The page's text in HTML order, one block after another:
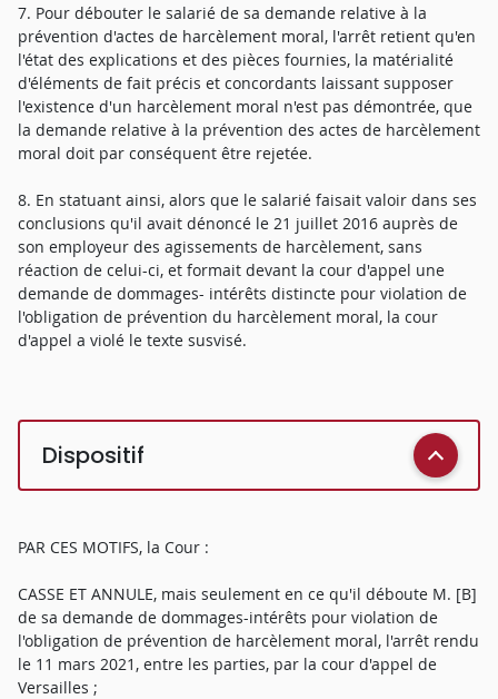
7. Pour débouter le salarié de sa demande relative à la
prévention d'actes de harcèlement moral, l'arrêt retient qu'en
l'état des explications et des pièces fournies, la matérialité
d'éléments de fait précis et concordants laissant supposer
l'existence d'un harcèlement moral n'est pas démontrée, que
la demande relative à la prévention des actes de harcèlement
moral doit par conséquent être rejetée.
8. En statuant ainsi, alors que le salarié faisait valoir dans ses
conclusions qu'il avait dénoncé le 21 juillet 2016 auprès de
son employeur des agissements de harcèlement, sans
réaction de celui-ci, et formait devant la cour d'appel une
demande de dommages- intérêts distincte pour violation de
l'obligation de prévention du harcèlement moral, la cour
d'appel a violé le texte susvisé.
Dispositif
PAR CES MOTIFS, la Cour :
CASSE ET ANNULE, mais seulement en ce qu'il déboute M. [B]
de sa demande de dommages-intérêts pour violation de
l'obligation de prévention de harcèlement moral, l'arrêt rendu
le 11 mars 2021, entre les parties, par la cour d'appel de
Versailles ;